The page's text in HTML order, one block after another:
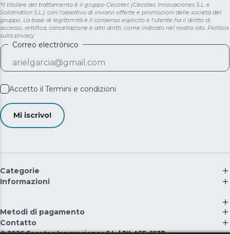
*Il titolare del trattamento è il gruppo Cecotec (Cecotec Innovaciones S.L. e
Solotriatlon S.L.), con l'obiettivo di inviarvi offerte e promozioni delle società del
gruppo. La base di legittimità è il consenso esplicito e l'utente ha il diritto di
accesso, rettifica, cancellazione e altri diritti, come indicato nel nostro sito. Politica
sulla privacy
Correo electrónico
Accetto il Termini e condizioni
Mi iscrivo!
Categorie
Informazioni
Metodi di pagamento
Contatto